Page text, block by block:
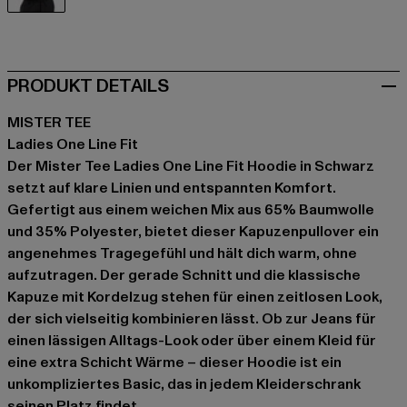
PRODUKT DETAILS
MISTER TEE
Ladies One Line Fit
Der Mister Tee Ladies One Line Fit Hoodie in Schwarz
setzt auf klare Linien und entspannten Komfort.
Gefertigt aus einem weichen Mix aus 65% Baumwolle
und 35% Polyester, bietet dieser Kapuzenpullover ein
angenehmes Tragegefühl und hält dich warm, ohne
aufzutragen. Der gerade Schnitt und die klassische
Kapuze mit Kordelzug stehen für einen zeitlosen Look,
der sich vielseitig kombinieren lässt. Ob zur Jeans für
einen lässigen Alltags-Look oder über einem Kleid für
eine extra Schicht Wärme – dieser Hoodie ist ein
unkompliziertes Basic, das in jedem Kleiderschrank